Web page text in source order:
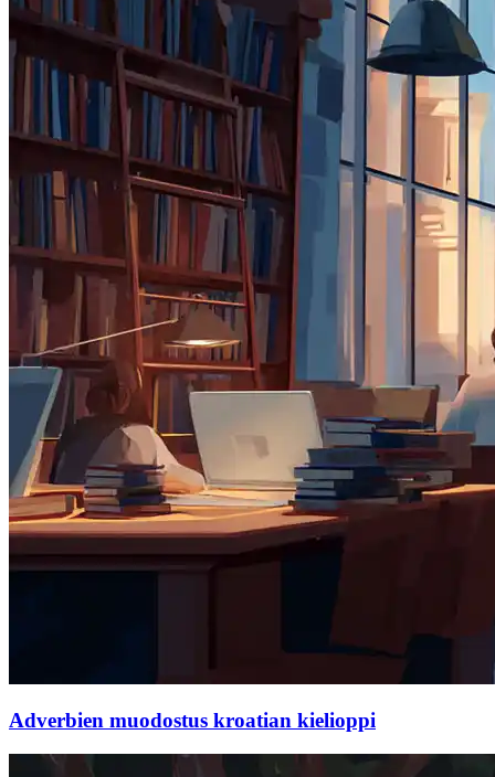
Adverbien muodostus kroatian kielioppi